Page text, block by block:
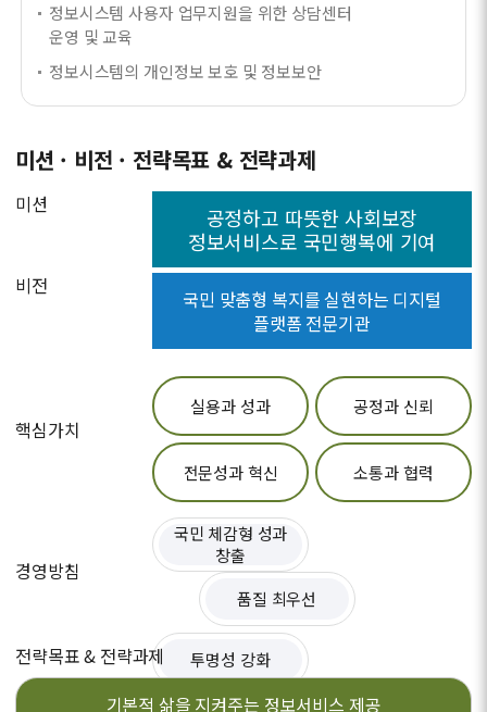
정보시스템 사용자 업무지원을 위한 상담센터
운영 및 교육
정보시스템의 개인정보 보호 및 정보보안
미션 · 비전 · 전략목표 & 전략과제
미션
공정하고 따뜻한 사회보장
정보서비스로 국민행복에 기여
비전
국민 맞춤형 복지를 실현하는 디지털
플랫폼 전문기관
핵심가치
실용과 성과 공정과 신뢰
전문성과 혁신 소통과 협력
경영방침
국민 체감형 성과
창출
품질 최우선
투명성 강화
전략목표 & 전략과제
기본적 삶을 지켜주는 정보서비스 제공